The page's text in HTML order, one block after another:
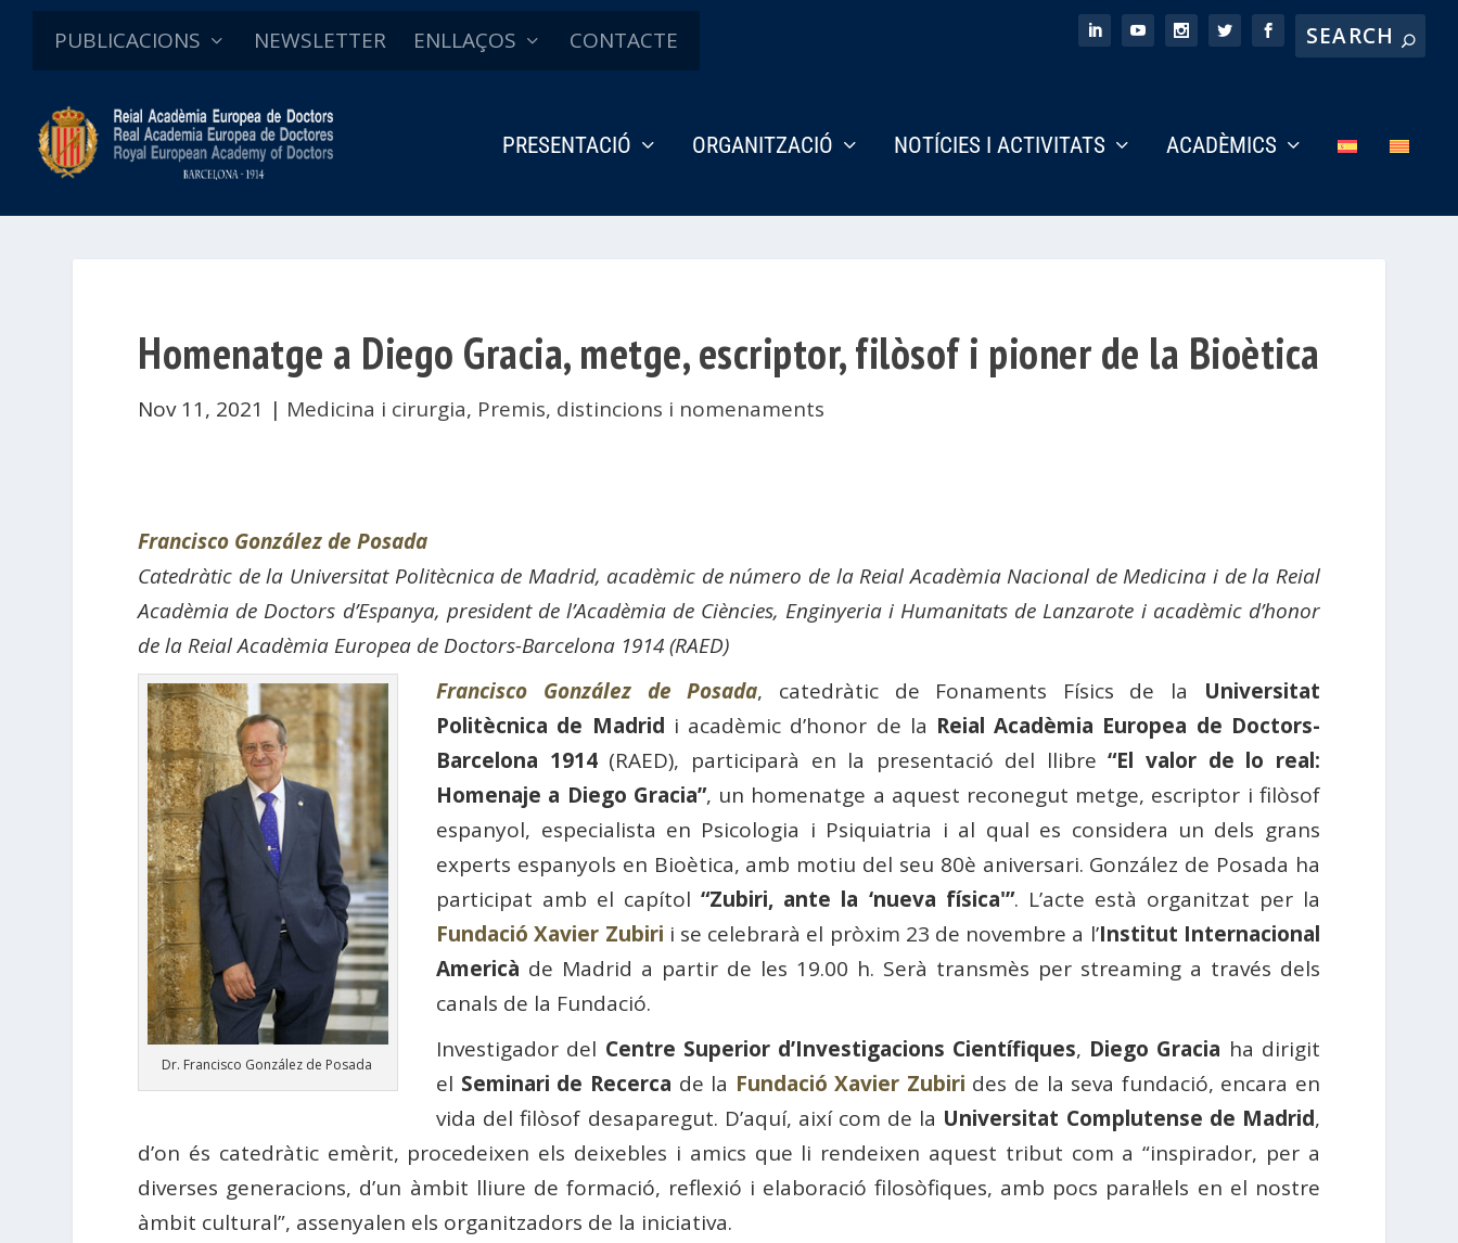
PUBLICACIONS NEWSLETTER ENLLAÇOS CONTACTE
PRESENTACIÓ ORGANITZACIÓ NOTÍCIES I ACTIVITATS ACADÈMICS
Homenatge a Diego Gracia, metge, escriptor, filòsof i pioner de la Bioètica
Nov 11, 2021 | Medicina i cirurgia, Premis, distincions i nomenaments
Francisco González de Posada
Catedràtic de la Universitat Politècnica de Madrid, acadèmic de número de la Reial Acadèmia Nacional de Medicina i de la Reial
Acadèmia de Doctors d’Espanya, president de l’Acadèmia de Ciències, Enginyeria i Humanitats de Lanzarote i acadèmic d’honor
de la Reial Acadèmia Europea de Doctors-Barcelona 1914 (RAED)
Dr. Francisco González de Posada
Francisco González de Posada, catedràtic de Fonaments Físics de la Universitat
Politècnica de Madrid i acadèmic d’honor de la Reial Acadèmia Europea de Doctors-
Barcelona 1914(RAED), participarà en la presentació del llibre“El valor de lo real:
Homenaje a Diego Gracia”, un homenatge a aquest reconegut metge, escriptor i filòsof
espanyol, especialista en Psicologia i Psiquiatria i al qual es considera un dels grans
experts espanyols en Bioètica, amb motiu del seu 80è aniversari. González de Posada ha
participat amb el capítol“Zubiri, ante la ‘nueva física'”. L’acte està organitzat per la
Fundació Xavier Zubiri i se celebrarà el pròxim 23 de novembre a l’Institut Internacional
Americà de Madrid a partir de les 19.00 h. Serà transmès per streaming a través dels
canals de la Fundació.
Investigador del Centre Superior d’Investigacions Científiques, Diego Gracia ha dirigit
el Seminari de Recerca de la Fundació Xavier Zubiri des de la seva fundació, encara en
vida del filòsof desaparegut. D’aquí, així com de la Universitat Complutense de Madrid,
d’on és catedràtic emèrit, procedeixen els deixebles i amics que li rendeixen aquest tribut com a “inspirador, per a
diverses generacions, d’un àmbit lliure de formació, reflexió i elaboració filosòfiques, amb pocs paral·lels en el nostre
àmbit cultural”, assenyalen els organitzadors de la iniciativa.